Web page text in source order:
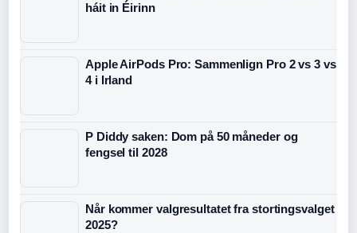
háit in Éirinn
Apple AirPods Pro: Sammenlign Pro 2 vs 3 vs
4 i Irland
P Diddy saken: Dom på 50 måneder og
fengsel til 2028
Når kommer valgresultatet fra stortingsvalget
2025?